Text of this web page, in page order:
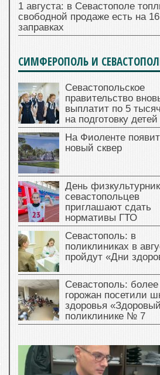
1 августа: в Севастополе
свободной продаже есть на 16
заправках
СИМФЕРОПОЛЬ И
Севастопольское
правительство
выплатит по 5
на подготовку
На Фиоленте
новый сквер
День
севастопольцев
приглашают сдать
нормативы ГТО
Севастополь: в
поликлиниках в
пройдут «Дни
Севастополь:
горожан посетили
здоровья
поликлинике № 7